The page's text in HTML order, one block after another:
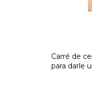
Carré de
para darle